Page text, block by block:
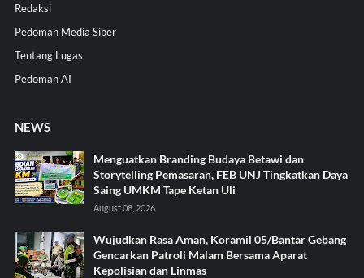
Redaksi
Pedoman Media Siber
Tentang Lugas
Pedoman AI
NEWS
Menguatkan Branding Budaya Betawi dan
Storytelling Pemasaran, FEB UNJ Tingkatkan Daya
Saing UMKM Tape Ketan Uli
August 08, 2026
Wujudkan Rasa Aman, Koramil 05/Bantar Gebang
Gencarkan Patroli Malam Bersama Aparat
Kepolisian dan Linmas